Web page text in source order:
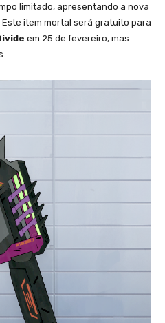
limitado, apresentando a nova
item mortal será gratuito para
em 25 de fevereiro, mas